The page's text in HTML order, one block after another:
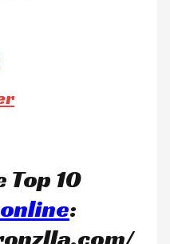
Top 10
: